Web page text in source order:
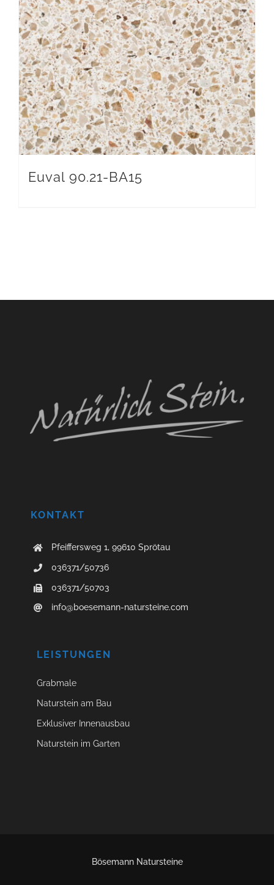
Euval 90.21-BA15
KONTAKT
Pfeiffersweg 1, 99610 Sprötau
036371/50736
036371/50703
info@boesemann-natursteine.com
LEISTUNGEN
Grabmale
Naturstein am Bau
Exklusiver Innenausbau
Naturstein im Garten
Bösemann Natursteine